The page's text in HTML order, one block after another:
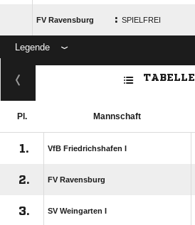
FV Ravensburg : SPIELFREI
Legende
ANZEIGE
TABELLE
Pl. Mannschaft
1. VfB Friedrichshafen I
2. FV Ravensburg
3. SV Weingarten I